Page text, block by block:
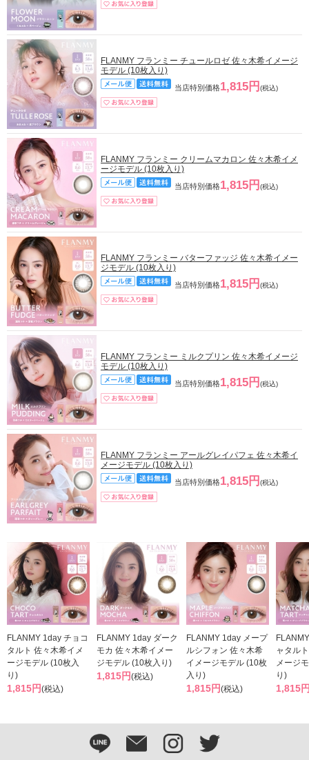
FLANMY フランミー チュールロゼ 佐々木希イメージ
モデル (10枚入り)
当店特別価格1,815円 (税込)
FLANMY フランミー クリームマカロン 佐々木希イメ
ージモデル (10枚入り)
当店特別価格1,815円 (税込)
FLANMY フランミー バターファッジ 佐々木希イメー
ジモデル (10枚入り)
当店特別価格1,815円 (税込)
FLANMY フランミー ミルクプリン 佐々木希イメージ
モデル (10枚入り)
当店特別価格1,815円 (税込)
FLANMY フランミー アールグレイパフェ 佐々木希イ
メージモデル (10枚入り)
当店特別価格1,815円 (税込)
FLANMY 1day チョコ
タルト 佐々木希イメ
ージモデル (10枚入
り)
1,815円(税込)
FLANMY 1day ダーク
モカ 佐々木希イメー
ジモデル (10枚入り)
1,815円(税込)
FLANMY 1day メープ
ルシフォン 佐々木希
イメージモデル (10枚
入り)
1,815円(税込)
ャタル
メージ
り)
1,815